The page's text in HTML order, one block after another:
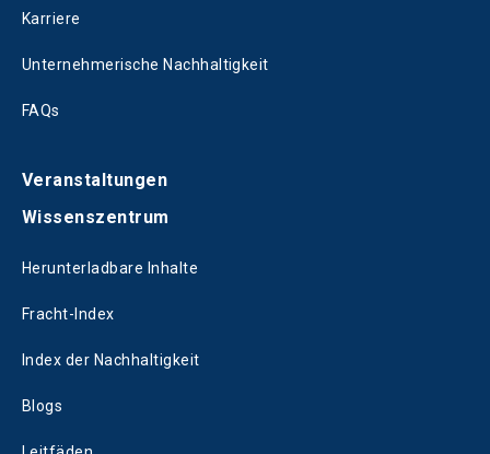
Karriere
Unternehmerische Nachhaltigkeit
FAQs
Veranstaltungen
Wissenszentrum
Herunterladbare Inhalte
Fracht-Index
Index der Nachhaltigkeit
Blogs